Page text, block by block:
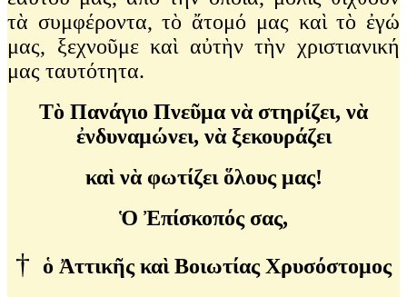
τὰ συμφέροντα, τὸ ἄτομό μας καὶ τὸ ἐγώ
μας, ξεχνοῦμε καὶ αὐτὴν τὴν χριστιανική
μας ταυτότητα.
Τὸ Πανάγιο Πνεῦμα νὰ στηρίζει, νὰ
ἐνδυναμώνει, νὰ ξεκουράζει
καὶ νὰ φωτίζει ὅλους μας!
Ὁ Ἐπίσκοπός σας,
†
ὁ Ἀττικῆς καὶ Βοιωτίας Χρυσόστομος